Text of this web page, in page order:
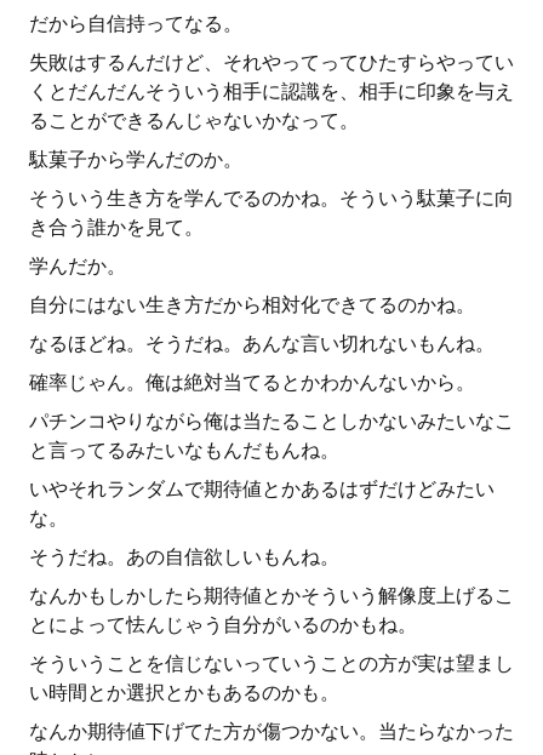
だから自信持ってなる。
失敗はするんだけど、それやってってひたすらやってい
くとだんだんそういう相手に認識を、相手に印象を与え
ることができるんじゃないかなって。
駄菓子から学んだのか。
そういう生き方を学んでるのかね。そういう駄菓子に向
き合う誰かを見て。
学んだか。
自分にはない生き方だから相対化できてるのかね。
なるほどね。そうだね。あんな言い切れないもんね。
確率じゃん。俺は絶対当てるとかわかんないから。
パチンコやりながら俺は当たることしかないみたいなこ
と言ってるみたいなもんだもんね。
いやそれランダムで期待値とかあるはずだけどみたい
な。
そうだね。あの自信欲しいもんね。
なんかもしかしたら期待値とかそういう解像度上げるこ
とによって怯んじゃう自分がいるのかもね。
そういうことを信じないっていうことの方が実は望まし
い時間とか選択とかもあるのかも。
なんか期待値下げてた方が傷つかない。当たらなかった